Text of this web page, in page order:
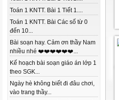
Toán 1 KNTT. Bài 1 Tiết 1....
Toán 1 KNTT. Bài Các số từ 0
đến 10...
Bài soạn hay. Cảm ơn thầy Nam
nhiều nhé ❤️❤️❤️❤️❤️❤️...
Kế hoạch bài soạn giáo án lớp 1
theo SGK...
Ngày hè không biết đi đâu chơi,
vào trang thầy...